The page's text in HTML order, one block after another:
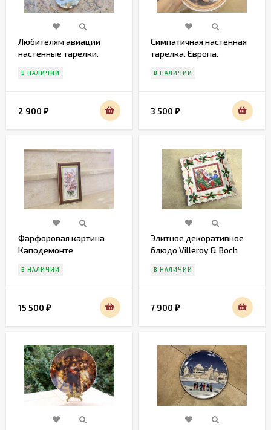
Любителям авиации
настенные тарелки.
века
В НАЛИЧИИ
2 900 ₽
Симпатичная настенная
тарелка. Европа.
В НАЛИЧИИ
3 500 ₽
Фарфоровая картина
Каподемонте
В НАЛИЧИИ
15 500 ₽
Элитное декоративное
блюдо Villeroy & Boch
века
В НАЛИЧИИ
7 900 ₽